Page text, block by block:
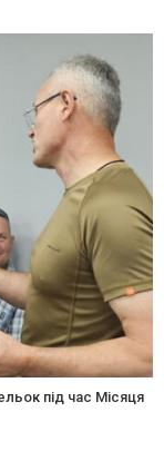
під час Місяця